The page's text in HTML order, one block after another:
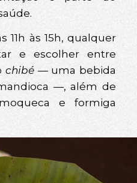
11h às 15h, qualquer
e escolher entre
chibé — uma bebida
—, além de
e formiga